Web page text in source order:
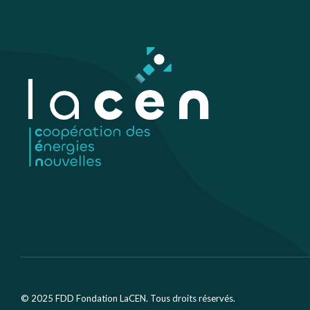
© 2025 FDD Fondation LaCEN. Tous droits réservés.